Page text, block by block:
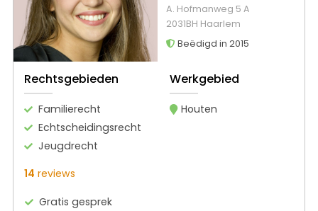
A. Hofmanweg 5 A
2031BH Haarlem
Beëdigd in 2015
Rechtsgebieden
Familierecht
Echtscheidingsrecht
Jeugdrecht
Werkgebied
Houten
14 reviews
Gratis gesprek